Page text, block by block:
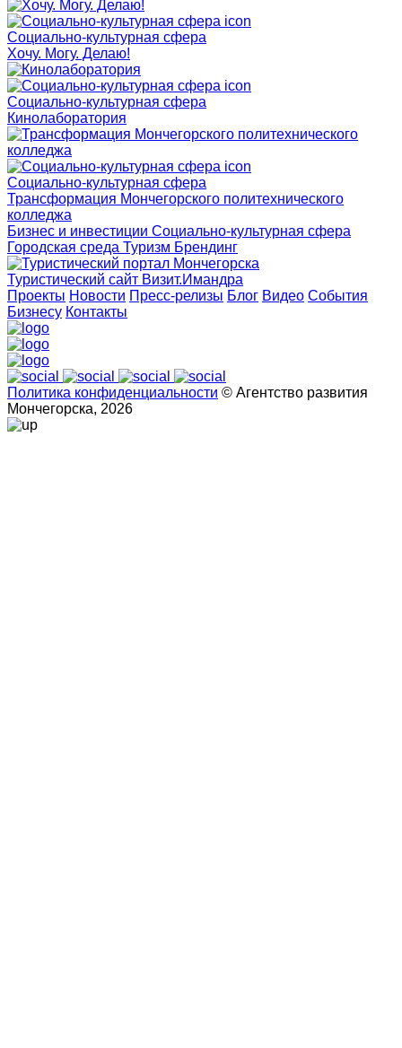
Социально-культурная сфера
Хочу. Могу. Делаю!
Социально-культурная сфера
Кинолаборатория
Социально-культурная сфера
Трансформация Мончегорского политехнического
колледжа
Бизнес и инвестиции Социально-культурная сфера
Городская среда Туризм Брендинг
Туристический сайт Визит.Имандра
Проекты Новости Пресс-релизы Блог Видео События
Бизнесу Контакты
Политика конфиденциальности © Агентство развития
Мончегорска, 2026